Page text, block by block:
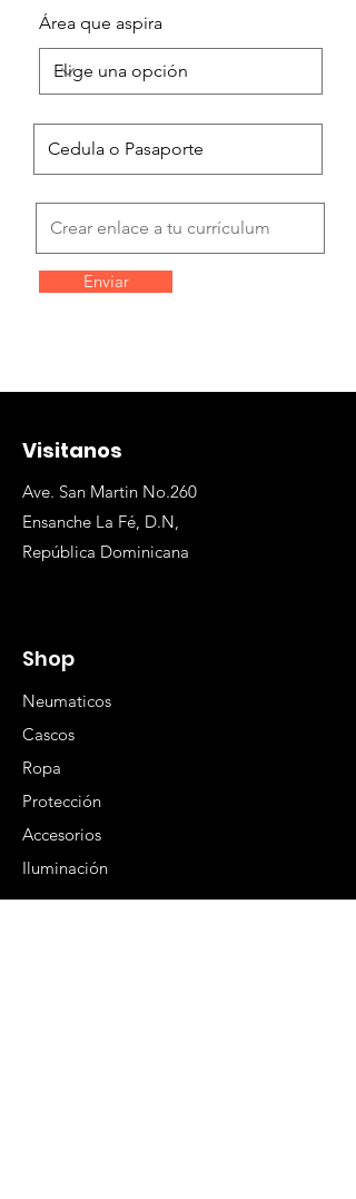
Área que aspira
Enviar
Visitanos
Ave. San Martin No.260
Ensanche La Fé, D.N,
República Dominicana
Shop
Neumaticos
Cascos
Ropa
Protección
Accesorios
Iluminación